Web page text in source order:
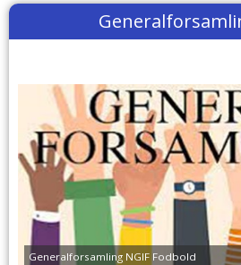
Generalforsamling NGIF Fodbold